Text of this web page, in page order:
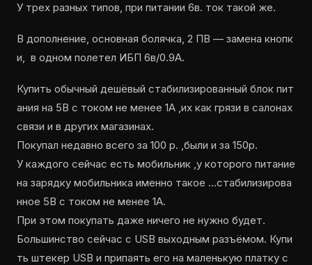
У трех разных типов, при питании 6в. ток такой же.
В дополнение, основная болячка, 2 ПВ — замена кнопк
и, в одном полетел ИБП 6в/0.9А.
Купить обычный дешёвый стабилизированный блок пит
ания на 5В с током не менее 1А ,их как грязи в салонах
связи и в других магазинах.
Покупал недавно всего за 100 р. ,были и за 150р.
У каждого сейчас есть мобильник ,у которого питание
на зарядку мобильника именно такое …стабилизирова
нное 5В с током не менее 1А.
При этом покупать даже ничего не нужно будет.
Большинство сейчас с USB выходным разъёмом. Купи
ть штекер USB и припаять его на маленькую платку с